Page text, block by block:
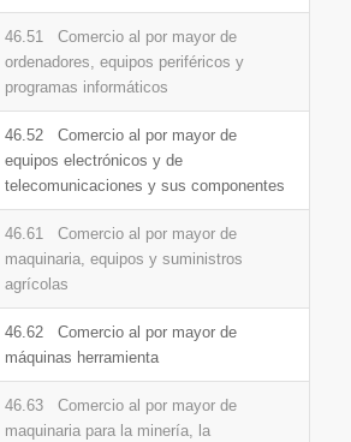
46.51 Comercio al por mayor de
ordenadores, equipos periféricos y
programas informáticos
46.52 Comercio al por mayor de
equipos electrónicos y de
telecomunicaciones y sus componentes
46.61 Comercio al por mayor de
maquinaria, equipos y suministros
agrícolas
46.62 Comercio al por mayor de
máquinas herramienta
46.63 Comercio al por mayor de
maquinaria para la minería, la